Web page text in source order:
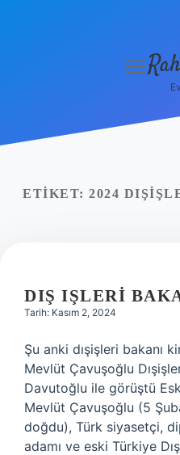
Yasal Uyarı
menüyü
ETIKET: 2024
DIŞ IŞLERI
Tarih: Kasım 2, 2024
Şu anki dışişleri bakanı
Mevlüt Çavuşoğlu
Davutoğlu ile görüştü
Mevlüt Çavuşoğlu (5
doğdu), Türk siyasetçi,
adamı ve eski Türkiye